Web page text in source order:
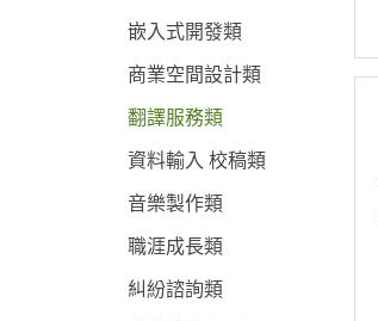
嵌入式開發類
商業空間設計類
翻譯服務類
資料輸入 校稿類
音樂製作類
職涯成長類
糾紛諮詢類